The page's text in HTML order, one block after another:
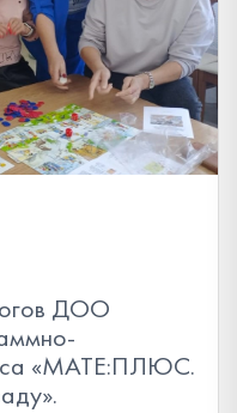
ДОО
«МАТЕ:ПЛЮС.